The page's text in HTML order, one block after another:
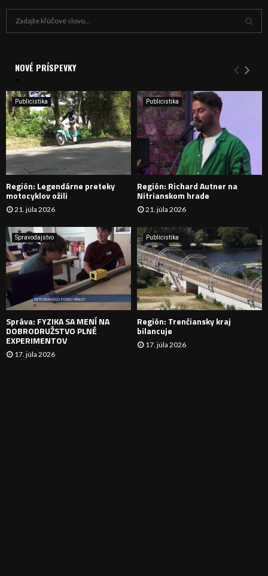
i
e
:
Y
H
D
A
N
I
E
NOVÉ PRÍSPEVKY
Publicistika
Región: Legendárne preteky
motocyklov ožili
21. júla 2026
Publicistika
Región: Richard Autner na
Nitrianskom hrade
21. júla 2026
Spravodajstvo
Správa: FYZIKA SA MENÍ NA
DOBRODRUŽSTVO PLNÉ
EXPERIMENTOV
17. júla 2026
Publicistika
Región: Trenčiansky kraj
bilancuje
17. júla 2026